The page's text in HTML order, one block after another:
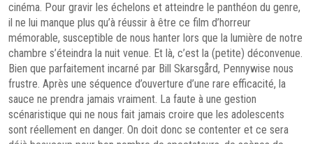
cinéma. Pour gravir les échelons et atteindre le panthéon du genre,
il ne lui manque plus qu’à réussir à être ce film d’horreur
mémorable, susceptible de nous hanter lors que la lumière de notre
chambre s’éteindra la nuit venue. Et là, c’est la (petite) déconvenue.
Bien que parfaitement incarné par Bill Skarsgård, Pennywise nous
frustre. Après une séquence d’ouverture d’une rare efficacité, la
sauce ne prendra jamais vraiment. La faute à une gestion
scénaristique qui ne nous fait jamais croire que les adolescents
sont réellement en danger. On doit donc se contenter et ce sera